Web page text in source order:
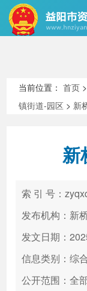
新闻中
政务服
高效办成
当前位置：首页
镇街道-园区 > 新
新
索 引 号：
发布机构：新
发文日期：
信息类别：综
公开范围：全